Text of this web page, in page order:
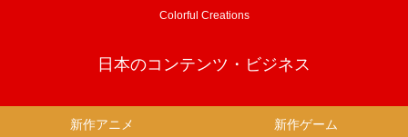
Colorful Creations
日本のコンテンツ・ビジネス
新作アニメ 新作ゲーム